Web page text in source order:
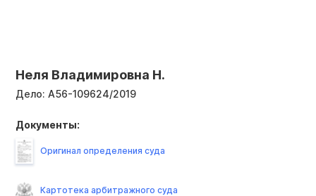
Неля Владимировна Н.
Дело: А56-109624/2019
Документы:
Оригинал определения суда
Картотека арбитражного суда